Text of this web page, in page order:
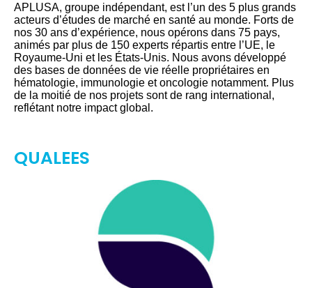
APLUSA, groupe indépendant, est l’un des 5 plus grands
acteurs d’études de marché en santé au monde. Forts de
nos 30 ans d’expérience, nous opérons dans 75 pays,
animés par plus de 150 experts répartis entre l’UE, le
Royaume-Uni et les États-Unis. Nous avons développé
des bases de données de vie réelle propriétaires en
hématologie, immunologie et oncologie notamment. Plus
de la moitié de nos projets sont de rang international,
reflétant notre impact global.
QUALEES